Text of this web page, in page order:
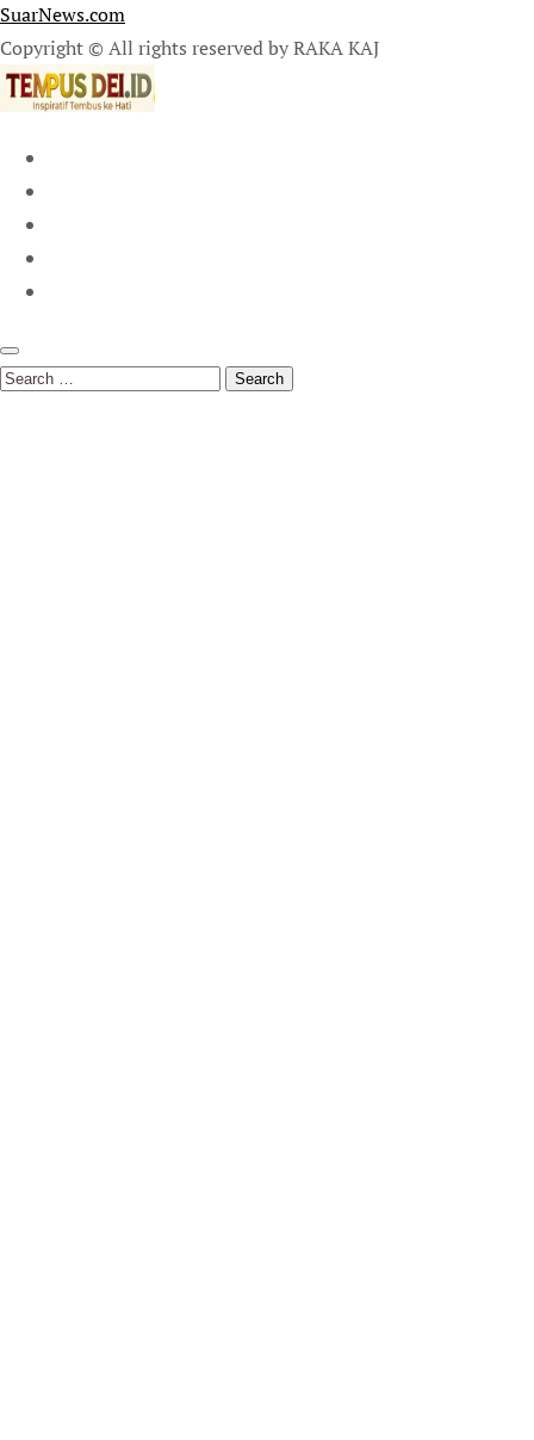
SuarNews.com
Copyright © All rights reserved by RAKA KAJ
Search